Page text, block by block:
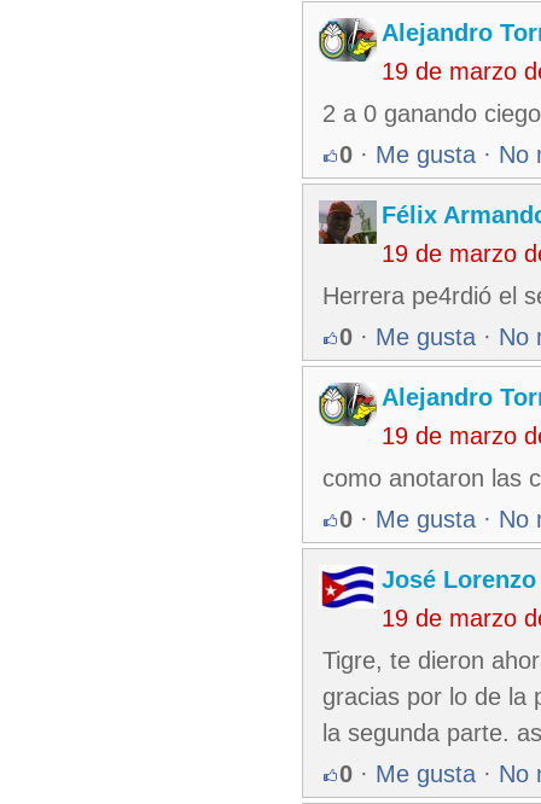
Alejandro
19 de marzo
2 a 0 ganando ciego
0 · Me gusta · No
Félix
19 de marzo
Herrera pe4rdió el
0 · Me gusta · No
Alejandro
19 de marzo
como anotaron las
0 · Me gusta · No
José
19 de marzo
Tigre, te dieron
gracias por lo de la
la segunda parte.
0 · Me gusta · No